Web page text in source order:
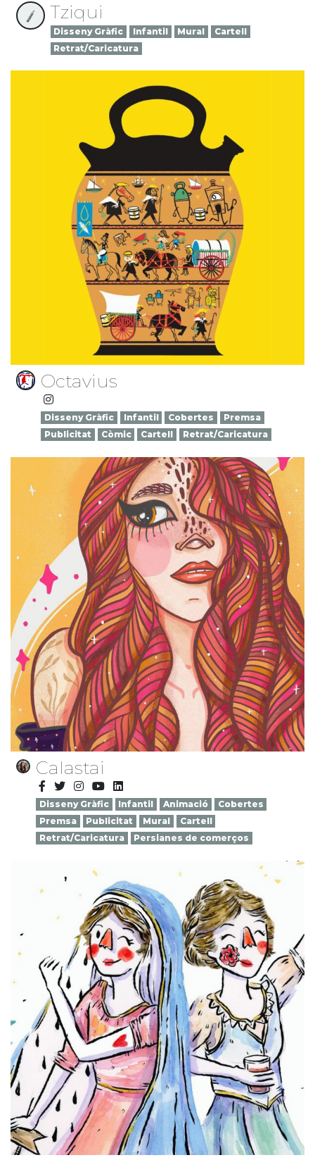
Tziqui
Disseny Gràfic Infantil Mural
Cartell
Retrat/Caricatura
Octavius
Disseny Gràfic Infantil Cobertes
Premsa
Publicitat
Còmic Cartell Retrat/Caricatura
Calastai
Disseny Gràfic Infantil Animació
Cobertes
Premsa
Publicitat Mural
Cartell
Retrat/Caricatura
Persianes de comerços